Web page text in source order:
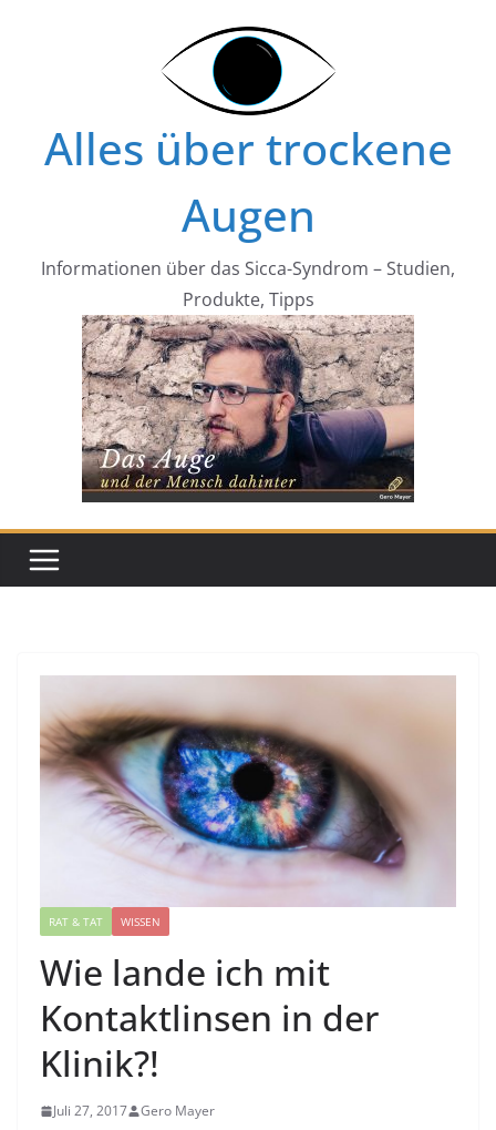
Alles über trockene
Augen
Informationen über das Sicca-Syndrom – Studien,
Produkte, Tipps
RAT & TAT WISSEN
Wie lande ich mit
Kontaktlinsen in der
Klinik?!
Juli 27, 2017 Gero Mayer